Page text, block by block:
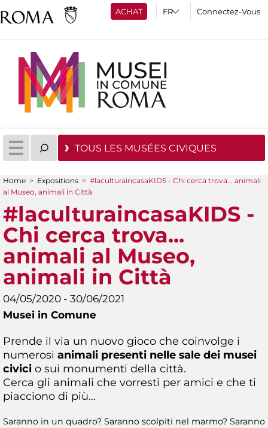
ACHAT Connectez-Vous
TOUS LES MUSÉES CIVIQUES
You are here
Home > Expositions > #laculturaincasaKIDS - Chi cerca trova... animali
al Museo, animali in Città
#laculturaincasaKIDS -
Chi cerca trova...
animali al Museo,
animali in Città
04/05/2020 - 30/06/2021
Musei in Comune
Prende il via un nuovo gioco che coinvolge i
numerosi animali presenti nelle sale dei musei
civici o sui monumenti della città.
Cerca gli animali che vorresti per amici e che ti
piacciono di più...
Saranno in un quadro? Saranno scolpiti nel marmo? Saranno